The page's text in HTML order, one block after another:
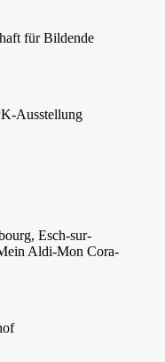
für Bildende
Ausstellung
Esch-sur-
Aldi-Mon Cora-